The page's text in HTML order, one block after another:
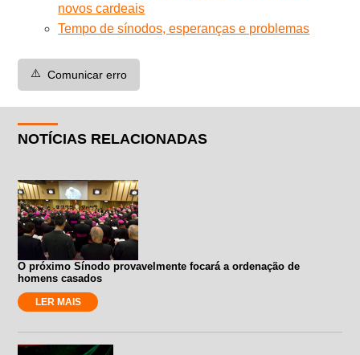
novos cardeais
Tempo de sínodos, esperanças e problemas
⚠️ Comunicar erro
NOTÍCIAS RELACIONADAS
O próximo Sínodo provavelmente focará a ordenação de
homens casados
LER MAIS